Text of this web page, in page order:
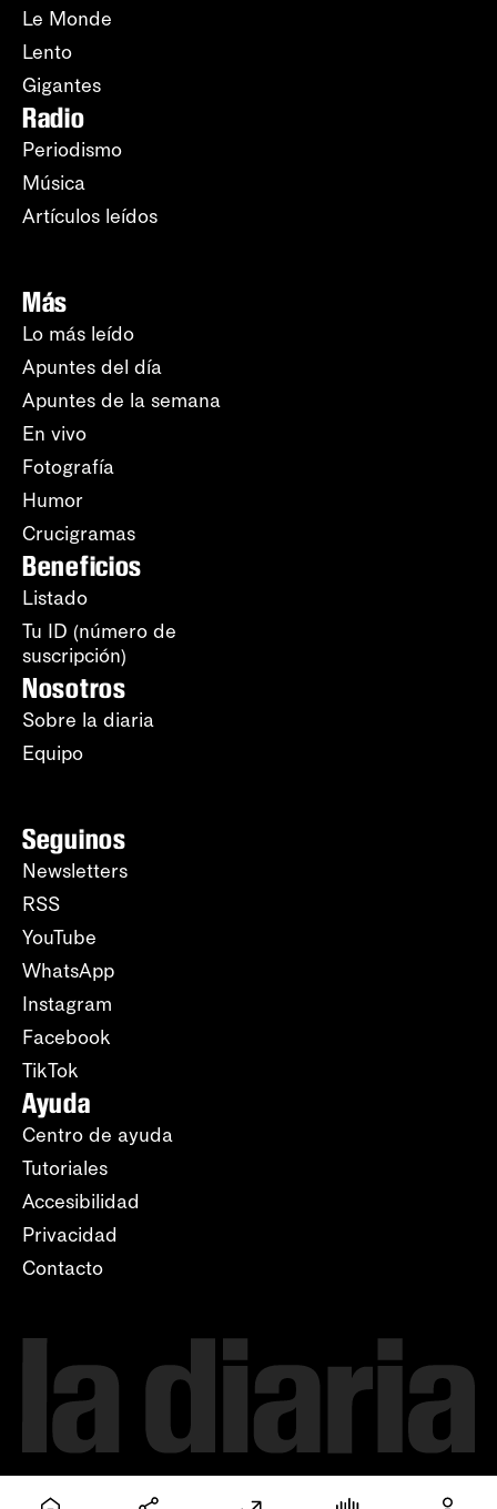
Le Monde
Lento
Gigantes
Radio
Periodismo
Música
Artículos leídos
Más
Lo más leído
Apuntes del día
Apuntes de la semana
En vivo
Fotografía
Humor
Crucigramas
Beneficios
Listado
Tu ID (número de
suscripción)
Nosotros
Sobre la diaria
Equipo
Seguinos
Newsletters
RSS
YouTube
WhatsApp
Instagram
Facebook
TikTok
Ayuda
Centro de ayuda
Tutoriales
Accesibilidad
Privacidad
Contacto